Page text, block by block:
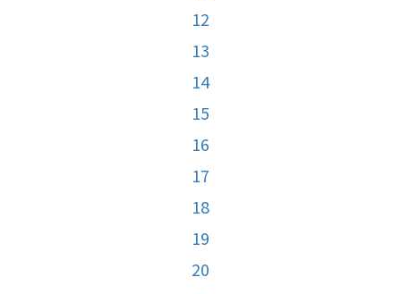
12
13
14
15
16
17
18
19
20